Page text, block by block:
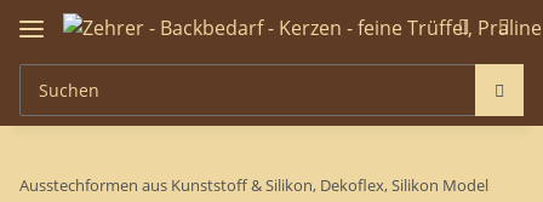
Ausstechformen aus Kunststoff & Silikon, Dekoflex, Silikon Model